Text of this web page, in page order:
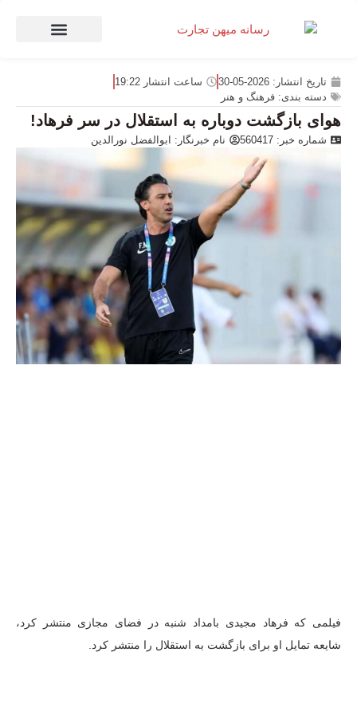
تاریخ انتشار: 2026-05-30 ساعت انتشار 19:22
دسته بندی: فرهنگ و هنر
هوای بازگشت دوباره به استقلال در سر فرهاد!
شماره خبر: 560417 نام خبرنگار: ابوالفضل نورالدین
فیلمی که فرهاد مجیدی بامداد شنبه در فضای مجازی منتشر کرد،
شایعه تمایل او برای بازگشت به استقلال را منتشر کرد.